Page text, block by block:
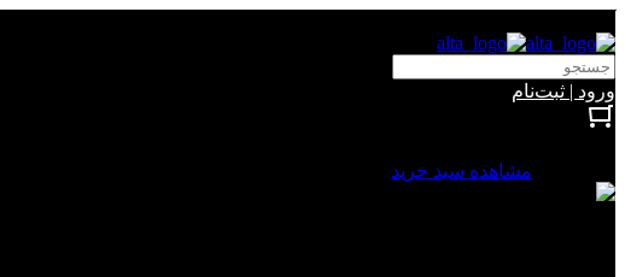
ورود | ثبت‌نام
مشاهده سبد خرید